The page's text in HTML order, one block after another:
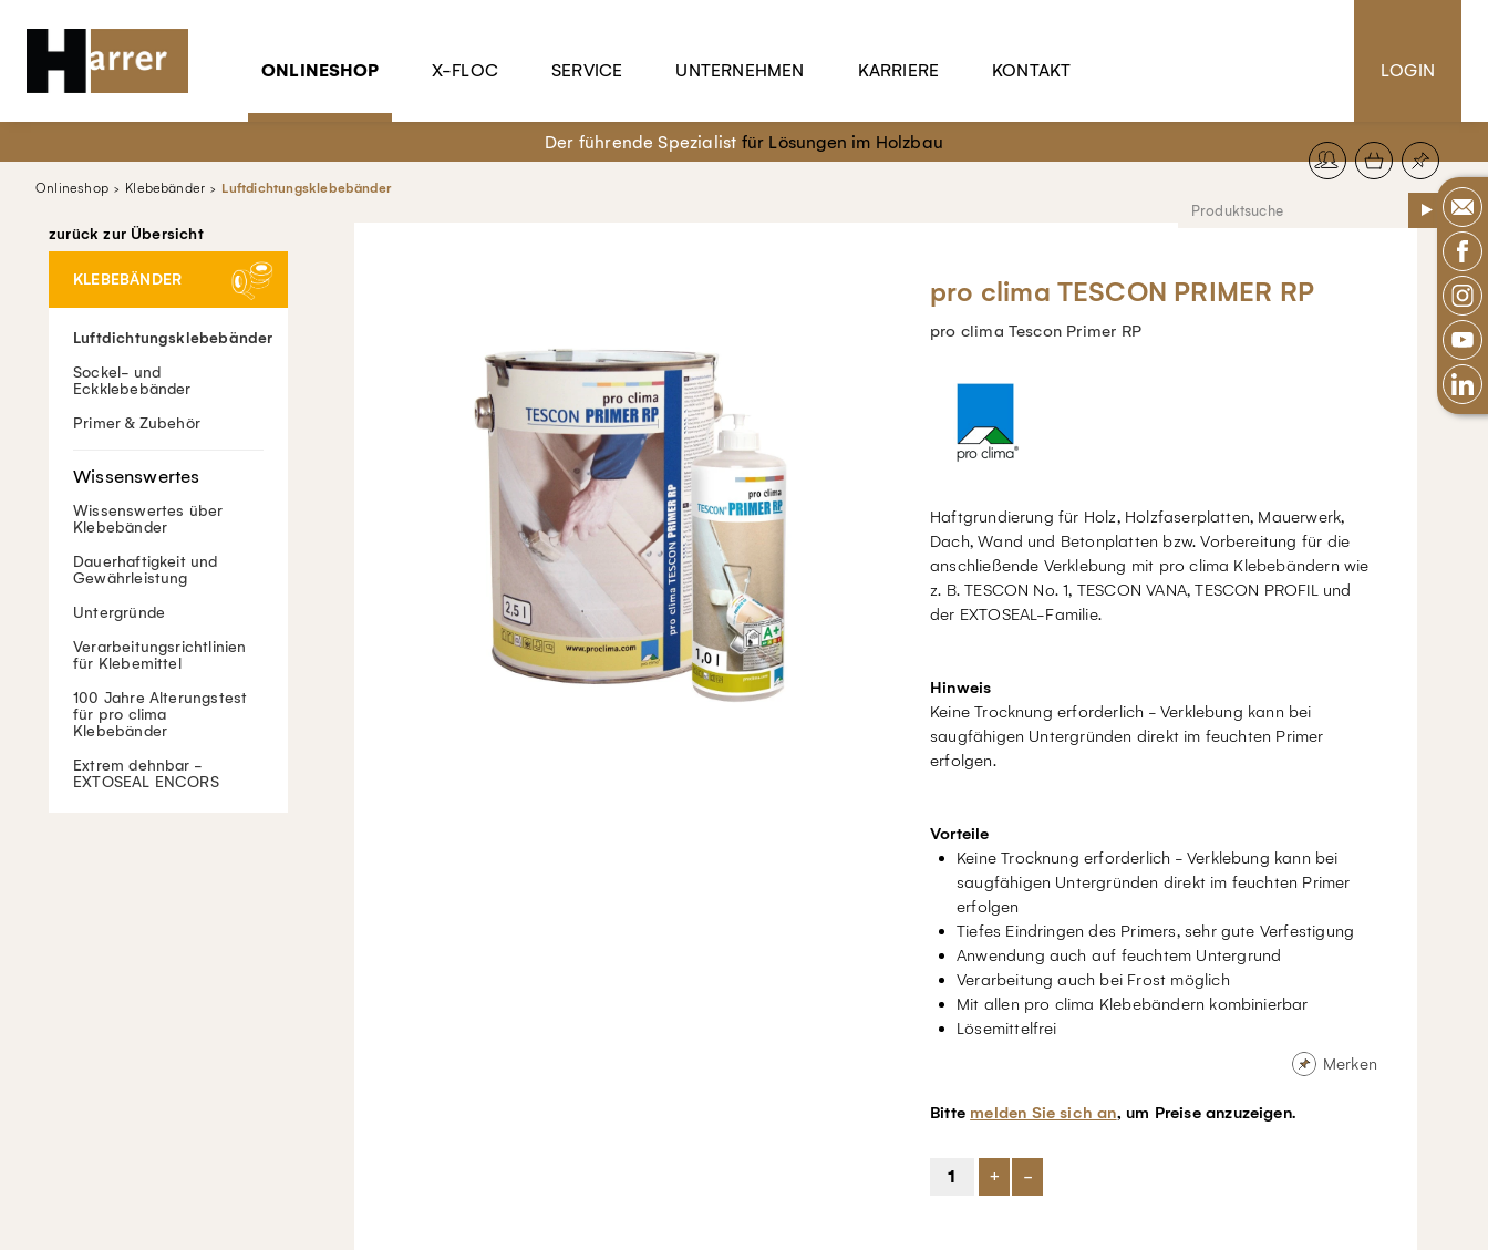
ONLINESHOP X-FLOC SERVICE UNTERNEHMEN KARRIERE KONTAKT LOGIN
Der führende Spezialist für Lösungen im Holzbau
Onlineshop Klebebänder Luftdichtungsklebebänder
zurück zur Übersicht
KLEBEBÄNDER
Luftdichtungsklebebänder
Sockel- und
Eckklebebänder
Primer & Zubehör
Wissenswertes über
Klebebänder
Dauerhaftigkeit und
Gewährleistung
Untergründe
Verarbeitungsrichtlinien
für Klebemittel
100 Jahre Alterungstest
für pro clima
Klebebänder
Extrem dehnbar -
EXTOSEAL ENCORS
pro clima TESCON PRIMER RP
pro clima Tescon Primer RP
Haftgrundierung für Holz, Holzfaserplatten, Mauerwerk,
Dach, Wand und Betonplatten bzw. Vorbereitung für die
anschließende Verklebung mit pro clima Klebebändern wie
z. B. TESCON No. 1, TESCON VANA, TESCON PROFIL und
der EXTOSEAL-Familie.
Hinweis
Keine Trocknung erforderlich - Verklebung kann bei
saugfähigen Untergründen direkt im feuchten Primer
erfolgen.
Vorteile
Keine Trocknung erforderlich - Verklebung kann bei
saugfähigen Untergründen direkt im feuchten Primer
erfolgen
Tiefes Eindringen des Primers, sehr gute Verfestigung
Anwendung auch auf feuchtem Untergrund
Verarbeitung auch bei Frost möglich
Mit allen pro clima Klebebändern kombinierbar
Lösemittelfrei
Merken
Bitte melden Sie sich an, um Preise anzuzeigen.
+ -